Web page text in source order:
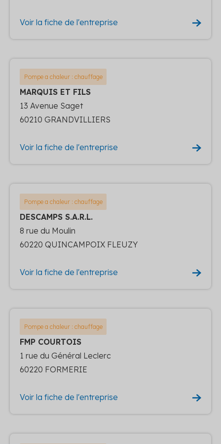
Voir la fiche de l'entreprise
Pompe a chaleur : chauffage
MARQUIS ET FILS
13 Avenue Saget
60210 GRANDVILLIERS
Voir la fiche de l'entreprise
Pompe a chaleur : chauffage
DESCAMPS S.A.R.L.
8 rue du Moulin
60220 QUINCAMPOIX FLEUZY
Voir la fiche de l'entreprise
Pompe a chaleur : chauffage
FMP COURTOIS
1 rue du Général Leclerc
60220 FORMERIE
Voir la fiche de l'entreprise